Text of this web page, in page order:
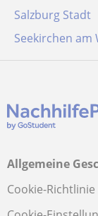
Salzburg Stadt
Seekirchen am
Allgemeine
Cookie-Richtlinie